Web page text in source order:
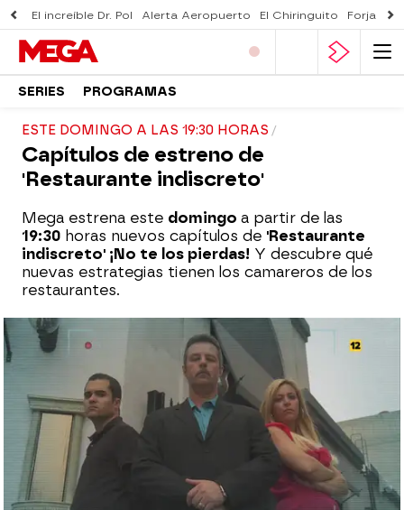
El increíble Dr. Pol Alerta Aeropuerto El Chiringuito Forjado
SERIES PROGRAMAS
ESTE DOMINGO A LAS 19:30 HORAS
Capítulos de estreno de
'Restaurante indiscreto'
Mega estrena este domingo a partir de las
19:30 horas nuevos capítulos de 'Restaurante
indiscreto' ¡No te los pierdas! Y descubre qué
nuevas estrategias tienen los camareros de los
restaurantes.
mega
Madrid
Publicado: 14 de febrero de 2018, 18:03